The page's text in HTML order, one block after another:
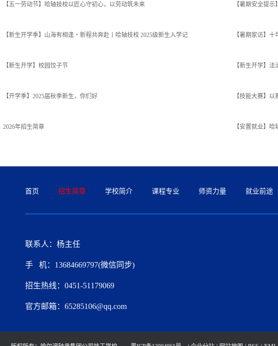
【五一劳动节】哈轴技校以匠心守初心，以劳动筑未来 【暑期安全提
【新生开学季】山海有相逢・新程共奔赴丨哈轴技校 2025级新生入学记​ 【暑期家访】
【新生开学】校园饺子节 【新生开学】
【开学季】2025届秋季新生，你们好 【技能大赛】
2026年招生简章 【安置就业】
首页 招生简章 学校简介 课程专业 师资力量 就业前途
联系人：杨主任
手 机：13684669797(微信同步)
招生热线：0451-51179069
官方邮箱：65285106@qq.com